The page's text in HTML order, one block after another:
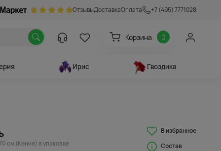
ОтзывыДоставкаОплата +7 (495) 7771028
Корзина 0
Ирис Гвоздика
см (Кения) в упаковке
В избранное
Состав